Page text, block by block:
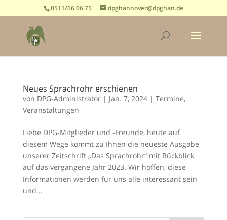
0511/66 06 75 dpghannover@dpghan.de
Neues Sprachrohr erschienen
von DPG-Administrator| Jan. 7, 2024| Termine,
Veranstaltungen
Liebe DPG-Mitglieder und -Freunde, heute auf
diesem Wege kommt zu Ihnen die neueste Ausgabe
unserer Zeitschrift „Das Sprachrohr“ mit Rückblick
auf das vergangene Jahr 2023. Wir hoffen, diese
Informationen werden für uns alle interessant sein
und...